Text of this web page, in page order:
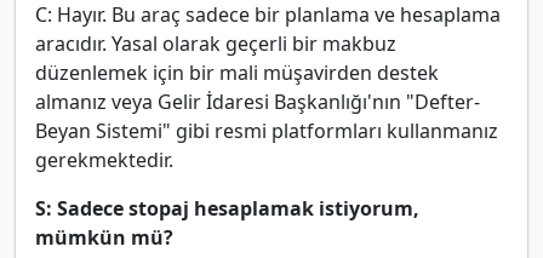
C: Hayır. Bu araç sadece bir planlama ve hesaplama
aracıdır. Yasal olarak geçerli bir makbuz
düzenlemek için bir mali müşavirden destek
almanız veya Gelir İdaresi Başkanlığı'nın "Defter-
Beyan Sistemi" gibi resmi platformları kullanmanız
gerekmektedir.
S: Sadece stopaj hesaplamak istiyorum,
mümkün mü?